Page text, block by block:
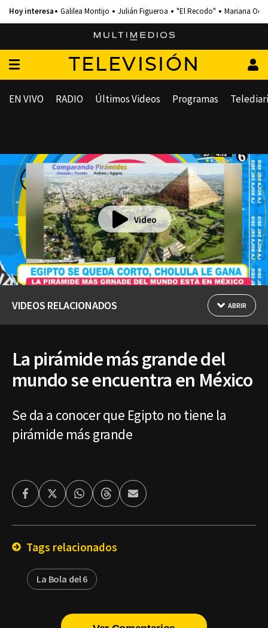
Galilea Montijo Julián Figueroa "El Recodo" Mariana
TELEVISIÓN
EN VIVO RADIO Últimos Videos Programas
Video
VIDEOS RELACIONADOS ABRIR
La pirámide más grande del
mundo se encuentra en México
Se da a conocer que Egipto no tiene la
pirámide más grande
FacebookTwitterWhatsappThreadsEnviar
por
Tags relacionados
La Bola del 6